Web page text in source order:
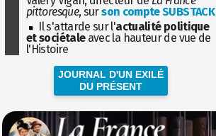
pittoresque, surson compte SUBSTACK
Il s'attarde sur l'actualité politique
et sociétaleavec la hauteur de vue de
l'Histoire
JOURNAL D'UN EXILÉ
DU PRÉSENT